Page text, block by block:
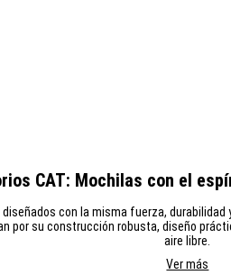
CAT: Mochilas con el
con la misma fuerza,
por su construcción robusta, diseño
aire libre.
Ver más